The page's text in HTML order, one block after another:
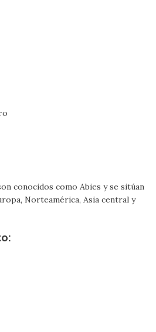
conocidos como Abies y se sitúan
Norteamérica, Asia central y